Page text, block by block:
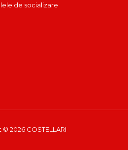
de socializare
2026 COSTELLARI